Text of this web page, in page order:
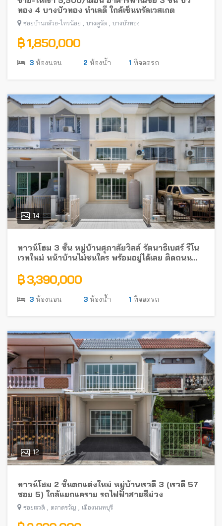
ทอง 4 บางบัวทอง ทำเลดี ใกล้เซ็นทรัลเวสเกต
ซอยบ้านกล้วย-ไทรน้อย , บางคูรัด , บางบัวทอง
฿ 1,850,000
3 ห้องนอน 2 ห้องน้ำ 1 ที่จอดรถ
14
ทาวน์โฮม 3 ชั้น หมู่บ้านศุภาลัยวิลล์ รัตนาธิเบศร์ รีโน
เวทใหม่ หน้าบ้านไม่ชนใคร พร้อมอยู่ได้เลย ติดถนน
฿ 3,390,000
3 ห้องนอน 3 ห้องน้ำ 1 ที่จอดรถ
12
ทาวน์โฮม 2 ชั้นตกแต่งใหม่ หมู่บ้านเรวดี 3 (เรวดี 57
ซอย 5) ใกล้แยกแคราย รถไฟฟ้าสายสีม่วง
ซอยเรวดี ตลาดขวัญ เมืองนนทบุรี